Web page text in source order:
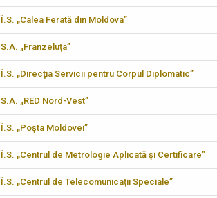
Î.S. „Calea Ferată din Moldova”
S.A. „Franzeluţa”
Î.S. „Direcţia Servicii pentru Corpul Diplomatic”
S.A. „RED Nord-Vest”
Î.S. „Poşta Moldovei”
Î.S. „Centrul de Metrologie Aplicată şi Certificare”
Î.S. „Centrul de Telecomunicaţii Speciale”